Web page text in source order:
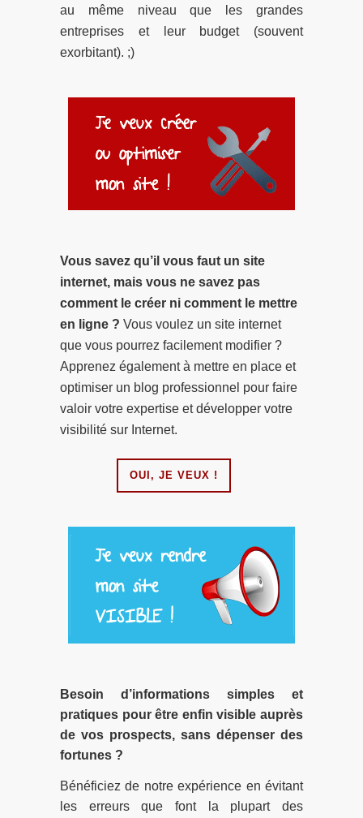
au même niveau que les grandes
entreprises et leur budget (souvent
exorbitant). ;)
Vous savez qu’il vous faut un site
internet, mais vous ne savez pas
comment le créer ni comment le mettre
en ligne ? Vous voulez un site internet
que vous pourrez facilement modifier ?
Apprenez également à mettre en place et
optimiser un blog professionnel pour faire
valoir votre expertise et développer votre
visibilité sur Internet.
OUI, JE VEUX !
Besoin d’informations simples et
pratiques pour être enfin visible auprès
de vos prospects, sans dépenser des
fortunes ?
Bénéficiez de notre expérience en évitant
les erreurs que font la plupart des